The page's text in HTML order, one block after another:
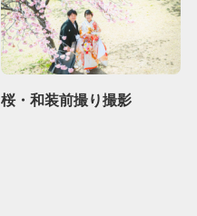
桜・和装前撮り撮影